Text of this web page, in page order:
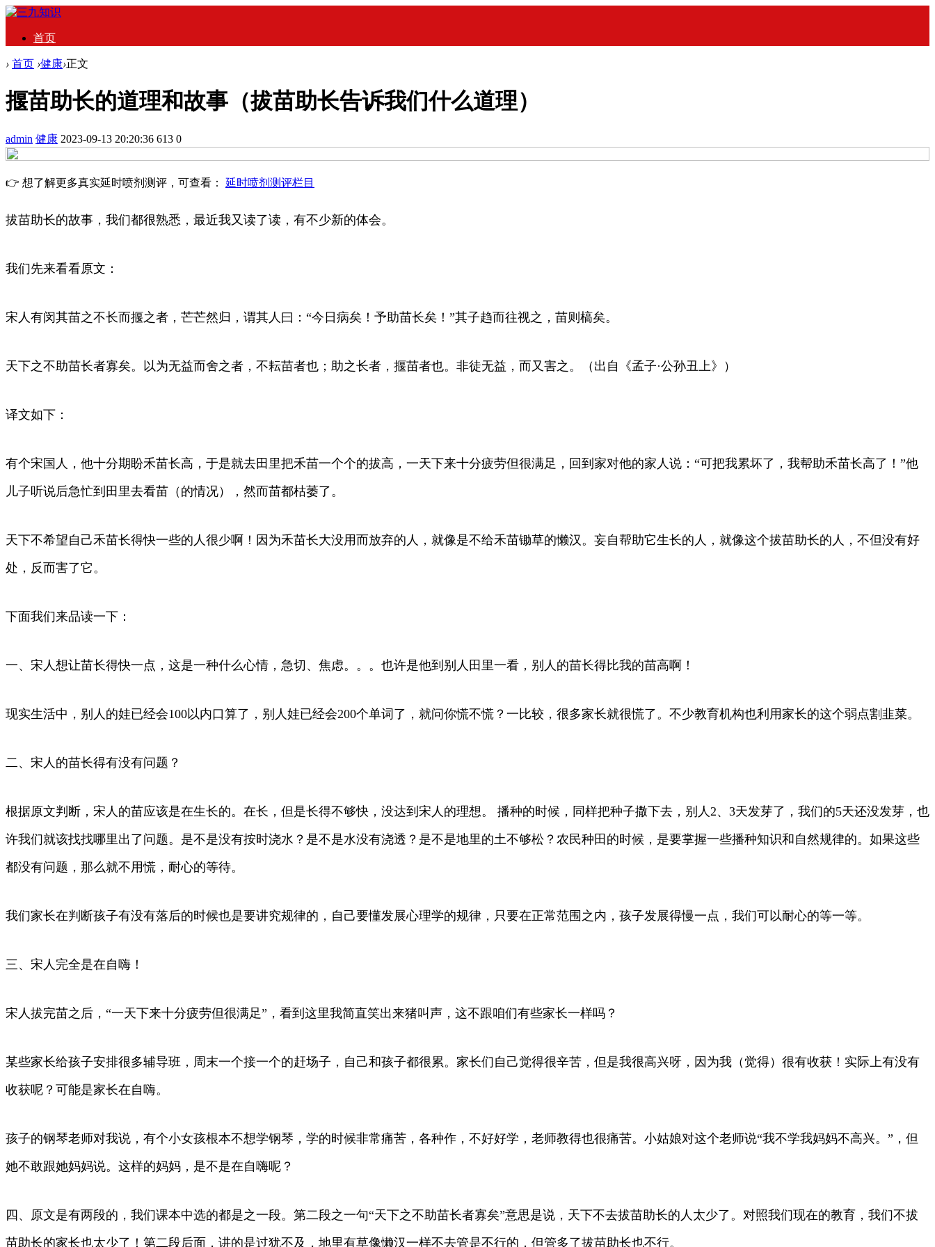
首页
› 首页 ›健康›正文
揠苗助长的道理和故事（拔苗助长告诉我们什么道理）
admin 健康 2023-09-13 20:20:36 613 0
👉 想了解更多真实延时喷剂测评，可查看： 延时喷剂测评栏目
拔苗助长的故事，我们都很熟悉，最近我又读了读，有不少新的体会。
我们先来看看原文：
宋人有闵其苗之不长而揠之者，芒芒然归，谓其人曰：“今日病矣！予助苗长矣！”其子趋而往视之，苗则槁矣。
天下之不助苗长者寡矣。以为无益而舍之者，不耘苗者也；助之长者，揠苗者也。非徒无益，而又害之。（出自《孟子·公孙丑上》）
译文如下：
有个宋国人，他十分期盼禾苗长高，于是就去田里把禾苗一个个的拔高，一天下来十分疲劳但很满足，回到家对他的家人说：“可把我累坏了，我帮助禾苗长高了！”他
儿子听说后急忙到田里去看苗（的情况），然而苗都枯萎了。
天下不希望自己禾苗长得快一些的人很少啊！因为禾苗长大没用而放弃的人，就像是不给禾苗锄草的懒汉。妄自帮助它生长的人，就像这个拔苗助长的人，不但没有好
处，反而害了它。
下面我们来品读一下：
一、宋人想让苗长得快一点，这是一种什么心情，急切、焦虑。。。也许是他到别人田里一看，别人的苗长得比我的苗高啊！
现实生活中，别人的娃已经会100以内口算了，别人娃已经会200个单词了，就问你慌不慌？一比较，很多家长就很慌了。不少教育机构也利用家长的这个弱点割韭菜。
二、宋人的苗长得有没有问题？
根据原文判断，宋人的苗应该是在生长的。在长，但是长得不够快，没达到宋人的理想。 播种的时候，同样把种子撒下去，别人2、3天发芽了，我们的5天还没发芽，也
许我们就该找找哪里出了问题。是不是没有按时浇水？是不是水没有浇透？是不是地里的土不够松？农民种田的时候，是要掌握一些播种知识和自然规律的。如果这些
都没有问题，那么就不用慌，耐心的等待。
我们家长在判断孩子有没有落后的时候也是要讲究规律的，自己要懂发展心理学的规律，只要在正常范围之内，孩子发展得慢一点，我们可以耐心的等一等。
三、宋人完全是在自嗨！
宋人拔完苗之后，“一天下来十分疲劳但很满足”，看到这里我简直笑出来猪叫声，这不跟咱们有些家长一样吗？
某些家长给孩子安排很多辅导班，周末一个接一个的赶场子，自己和孩子都很累。家长们自己觉得很辛苦，但是我很高兴呀，因为我（觉得）很有收获！实际上有没有
收获呢？可能是家长在自嗨。
孩子的钢琴老师对我说，有个小女孩根本不想学钢琴，学的时候非常痛苦，各种作，不好好学，老师教得也很痛苦。小姑娘对这个老师说“我不学我妈妈不高兴。”，但
她不敢跟她妈妈说。这样的妈妈，是不是在自嗨呢？
四、原文是有两段的，我们课本中选的都是之一段。第二段之一句“天下之不助苗长者寡矣”意思是说，天下不去拔苗助长的人太少了。对照我们现在的教育，我们不拔
苗助长的家长也太少了！第二段后面，讲的是过犹不及，地里有草像懒汉一样不去管是不行的，但管多了拔苗助长也不行。